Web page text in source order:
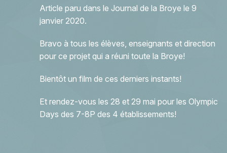
Article paru dans le Journal de la Broye le 9
janvier 2020.
Bravo à tous les élèves, enseignants et direction
pour ce projet qui a réuni toute la Broye!
Bientôt un film de ces derniers instants!
Et rendez-vous les 28 et 29 mai pour les Olympic
Days des 7-8P des 4 établissements!